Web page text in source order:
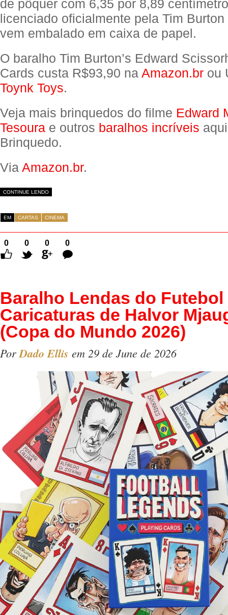
de pôquer com 6,35 por 8,89
licenciado oficialmente pela Tim
vem embalado em caixa de papel.
O baralho Tim Burton’s Edward
Cards custa R$93,90 na Amazon.br ou
Toynk Toys.
Veja mais brinquedos do filme Edward
Tesoura e outros baralhos incríveis
Brinquedo.
Via Amazon.br.
CONTINUE LENDO
EM CARTAS CINEMA
0 0 0
0
Comentários
Baralho Lendas do Futebol
Caricaturas de Halvor
(Copa do Mundo 2026)
PorDado Ellis em 29 de June de 2026